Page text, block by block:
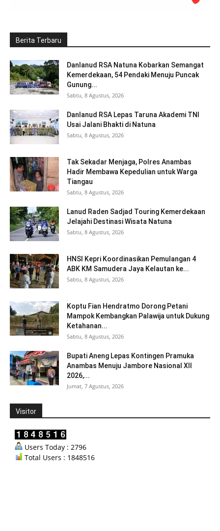
Berita Terbaru
Danlanud RSA Natuna Kobarkan Semangat
Kemerdekaan, 54 Pendaki Menuju Puncak
Gunung...
Sabtu, 8 Agustus, 2026
Danlanud RSA Lepas Taruna Akademi TNI
Usai Jalani Bhakti di Natuna
Sabtu, 8 Agustus, 2026
Tak Sekadar Menjaga, Polres Anambas
Hadir Membawa Kepedulian untuk Warga
Tiangau
Sabtu, 8 Agustus, 2026
Lanud Raden Sadjad Touring Kemerdekaan
Jelajahi Destinasi Wisata Natuna
Sabtu, 8 Agustus, 2026
HNSI Kepri Koordinasikan Pemulangan 4
ABK KM Samudera Jaya Kelautan ke...
Sabtu, 8 Agustus, 2026
Koptu Fian Hendratmo Dorong Petani
Mampok Kembangkan Palawija untuk Dukung
Ketahanan...
Sabtu, 8 Agustus, 2026
Bupati Aneng Lepas Kontingen Pramuka
Anambas Menuju Jambore Nasional XII
2026,...
Jumat, 7 Agustus, 2026
Visitor
Users Today : 2796
Total Users : 1848516